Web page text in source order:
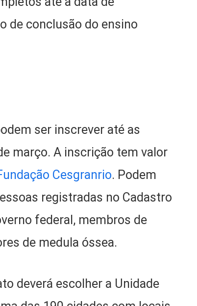
de conclusão do ensino
ser inscrever até as
março. A inscrição tem valor
Cesgranrio. Podem
registradas no Cadastro
federal, membros de
de medula óssea.
deverá escolher a Unidade